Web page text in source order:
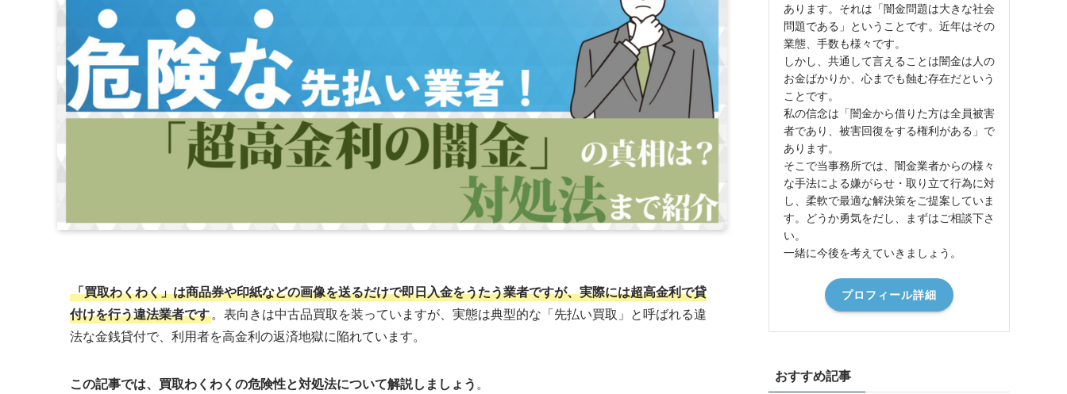
「買取わくわく」は商品券や印紙などの画像を送るだけで即日入金をうたう業者ですが、実際には超高金利で貸
付けを行う違法業者です 。表向きは中古品買取を装っていますが、実態は典型的な「先払い買取」と呼ばれる違
法な金銭貸付で、利用者を高金利の返済地獄に陥れています。
この記事では、買取わくわくの危険性と対処法について解説しましょう 。
あります。それは「闇金問題は大きな社会
問題である」ということです。近年はその
業態、手数も様々です。
しかし、共通して言えることは闇金は人の
お金ばかりか、心までも蝕む存在だという
ことです。
私の信念は「闇金から借りた方は全員被害
者であり、被害回復をする権利がある」で
あります。
そこで当事務所では、闇金業者からの様々
な手法による嫌がらせ・取り立て行為に対
し、柔軟で最適な解決策をご提案していま
す。どうか勇気をだし、まずはご相談下さ
い。
一緒に今後を考えていきましょう。
プロフィール詳細
おすすめ記事